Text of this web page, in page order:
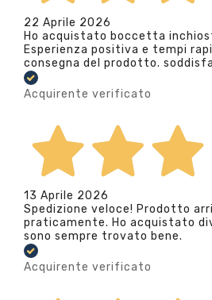
22 Aprile 2026
Ho acquistato boccetta
Esperienza positiva e tempi
consegna del prodotto.
Acquirente verificato
13 Aprile 2026
Spedizione veloce! Prodotto
praticamente. Ho acquistato
sono sempre trovato bene.
Acquirente verificato